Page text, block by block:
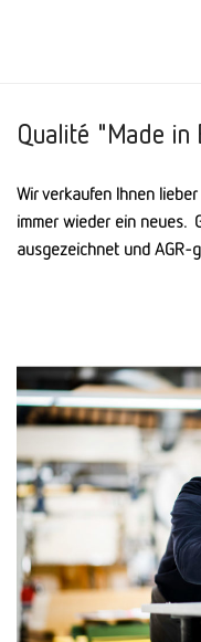
Qualité "Made in
Wir verkaufen Ihnen
immer wieder ein neues.
ausgezeichnet und AGR-